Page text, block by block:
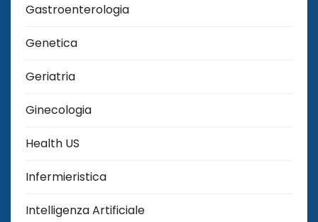
Gastroenterologia
Genetica
Geriatria
Ginecologia
Health US
Infermieristica
Intelligenza Artificiale